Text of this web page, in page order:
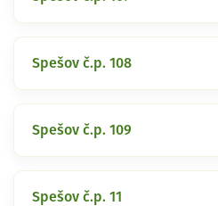
Spešov č.p. 108
Spešov č.p. 109
Spešov č.p. 11